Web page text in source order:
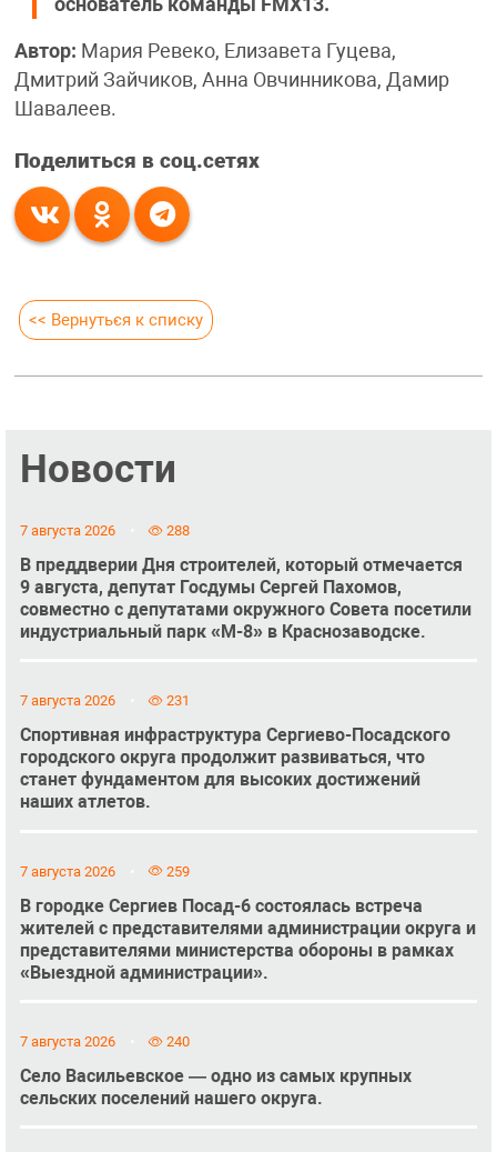
основатель команды FMX13.
Автор: Мария Ревеко, Елизавета Гуцева,
Дмитрий Зайчиков, Анна Овчинникова, Дамир
Шавалеев.
Поделиться в соц.сетях
<< Вернуться к списку
Новости
7 августа 2026 288
В преддверии Дня строителей, который отмечается
9 августа, депутат Госдумы Сергей Пахомов,
совместно с депутатами окружного Совета посетили
индустриальный парк «М-8» в Краснозаводске.
7 августа 2026 231
Спортивная инфраструктура Сергиево-Посадского
городского округа продолжит развиваться, что
станет фундаментом для высоких достижений
наших атлетов.
7 августа 2026 259
В городке Сергиев Посад-6 состоялась встреча
жителей с представителями администрации округа и
представителями министерства обороны в рамках
«Выездной администрации».
7 августа 2026 240
Село Васильевское — одно из самых крупных
сельских поселений нашего округа.